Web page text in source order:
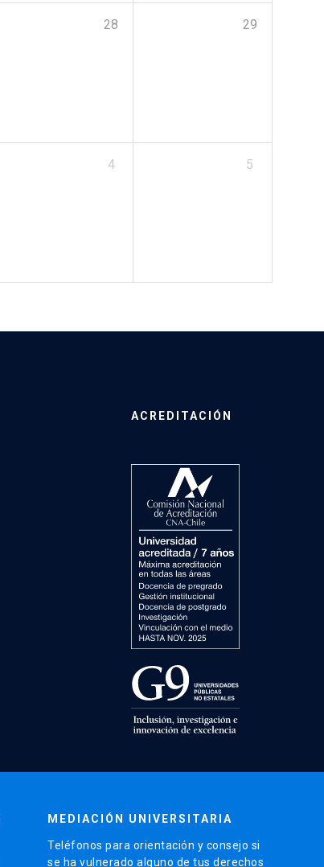
28 29
4 5
ACREDITACIÓN
MEDIACIÓN UNIVERSITARIA
Teléfonos para orientación y consejo si
se ha vulnerado alguno de tus derechos